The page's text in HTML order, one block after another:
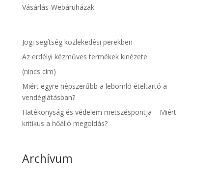
Vásárlás-Webáruházak
Jogi segítség közlekedési perekben
Az erdélyi kézműves termékek kinézete
(nincs cím)
Miért egyre népszerűbb a lebomló ételtartó a
vendéglátásban?
Hatékonyság és védelem metszéspontja – Miért
kritikus a hőálló megoldás?
Archívum